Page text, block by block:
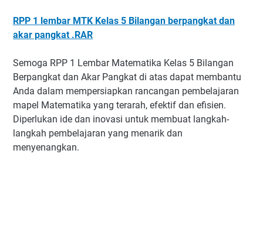
RPP 1 lembar MTK Kelas 5 Bilangan berpangkat dan
akar pangkat .RAR
Semoga RPP 1 Lembar Matematika Kelas 5 Bilangan
Berpangkat dan Akar Pangkat di atas dapat membantu
Anda dalam mempersiapkan rancangan pembelajaran
mapel Matematika yang terarah, efektif dan efisien.
Diperlukan ide dan inovasi untuk membuat langkah-
langkah pembelajaran yang menarik dan
menyenangkan.